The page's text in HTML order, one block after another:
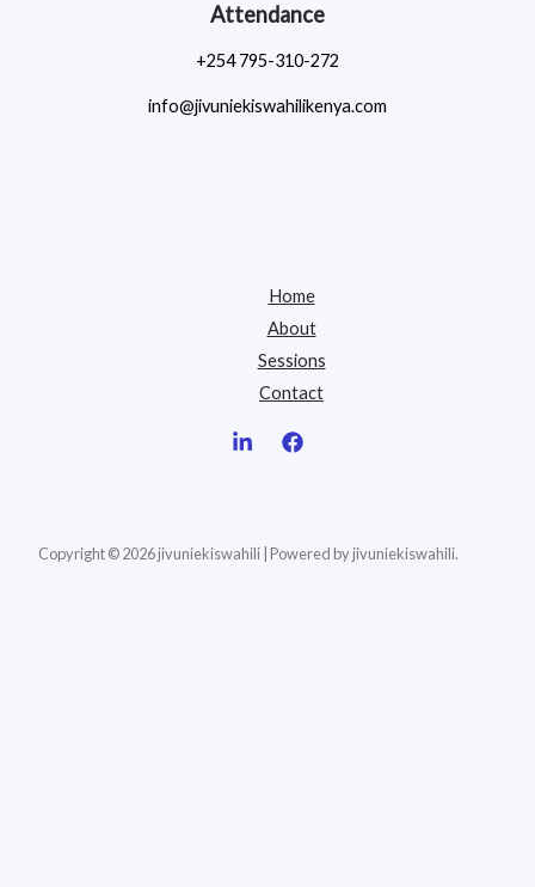
Attendance
+254 795-310-272
info@jivuniekiswahilikenya.com
Home
About
Sessions
Contact
Copyright © 2026 jivuniekiswahili | Powered by jivuniekiswahili.